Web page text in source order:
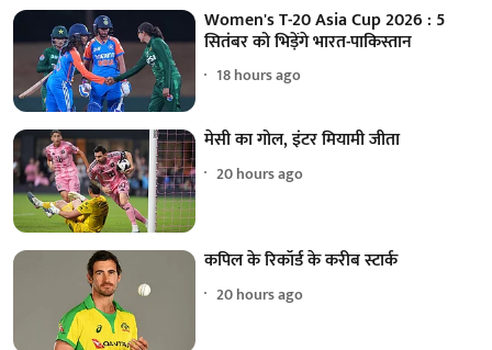
Women's T-20 Asia Cup 2026 : 5
सितंबर को भिड़ेंगे भारत-पाकिस्तान
18 hours ago
मेसी का गोल, इंटर मियामी जीता
20 hours ago
कपिल के रिकॉर्ड के करीब स्टार्क
20 hours ago